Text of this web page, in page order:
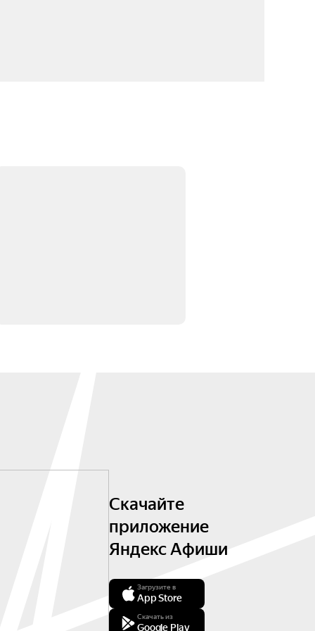
Скачайте
приложение
Яндекс Афиши
Загрузите в
App Store
Скачать из
Google Play